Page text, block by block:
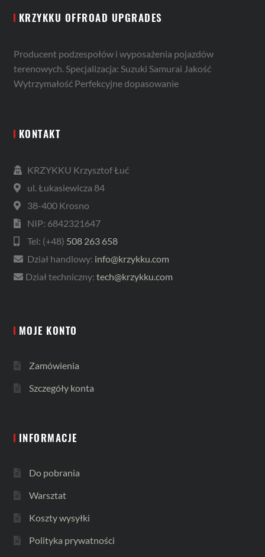
KRZYKKU OFFROAD UPGRADES
Producent podzespołów i wyposażenia pojazdów
terenowych. Specjalizacja: Suzuki Samurai Jakość
Wytrzymałość Perfekcyjne dopasowanie
KONTAKT
KRZYKKU Krzysztof Łuć
ul. Łukasiewicza 84
38-400 Krosno
NIP: 6842321647
Tel: (+48) 508 263 658
Dział handlowy: info@krzykku.com
Dział techniczny: tech@krzykku.com
MOJE KONTO
Zamówienia
Szczegóły konta
INFORMACJE
Do pobrania
Warsztat
Koszty wysyłki
Polityka prywatności